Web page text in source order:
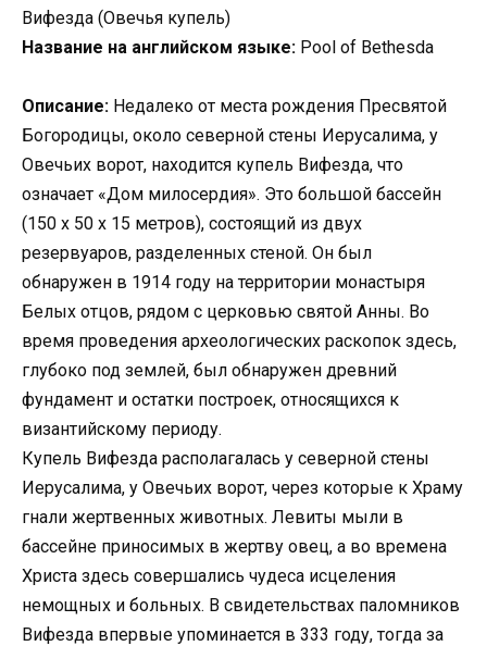
Вифезда (Овечья купель)
Название на английском языке: Pool of Bethesda
Описание: Недалеко от места рождения Пресвятой
Богородицы, около северной стены Иерусалима, у
Овечьих ворот, находится купель Вифезда, что
означает «Дом милосердия». Это большой бассейн
(150 x 50 x 15 метров), состоящий из двух
резервуаров, разделенных стеной. Он был
обнаружен в 1914 году на территории монастыря
Белых отцов, рядом с церковью святой Анны. Во
время проведения археологических раскопок здесь,
глубоко под землей, был обнаружен древний
фундамент и остатки построек, относящихся к
византийскому периоду.
Купель Вифезда располагалась у северной стены
Иерусалима, у Овечьих ворот, через которые к Храму
гнали жертвенных животных. Левиты мыли в
бассейне приносимых в жертву овец, а во времена
Христа здесь совершались чудеса исцеления
немощных и больных. В свидетельствах паломников
Вифезда впервые упоминается в 333 году, тогда за